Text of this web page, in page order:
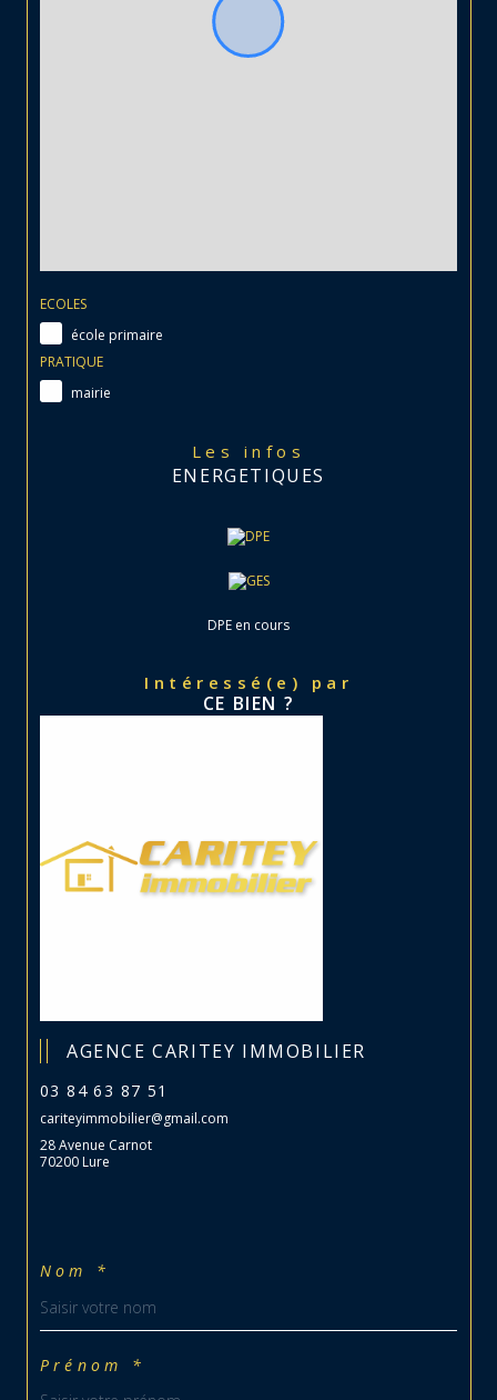
ECOLES
école primaire
PRATIQUE
mairie
Les infos
ENERGETIQUES
DPE en cours
Intéressé(e) par
CE BIEN ?
AGENCE CARITEY IMMOBILIER
03 84 63 87 51
cariteyimmobilier@gmail.com
28 Avenue Carnot
70200 Lure
Nom *
Prénom *